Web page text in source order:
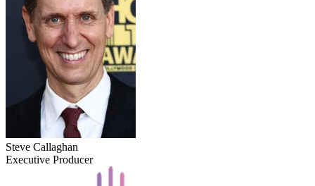
Steve Callaghan
Executive Producer